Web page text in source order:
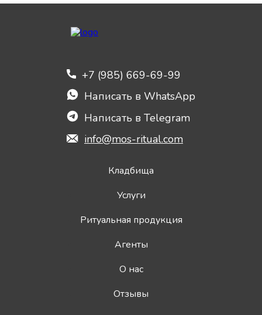
+7 (985) 669-69-99
Написать в WhatsApp
Написать в Telegram
info@mos-ritual.com
Кладбища
Услуги
Ритуальная продукция
Агенты
О нас
Отзывы